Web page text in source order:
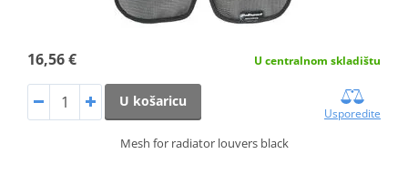
16,56 € U centralnom skladištu
U košaricu
Usporedite
Mesh for radiator louvers black